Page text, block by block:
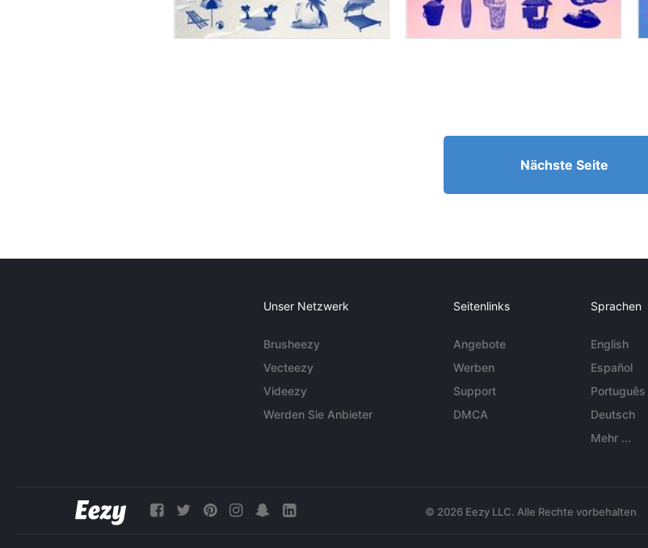
Nächste Seite
Unser Netzwerk
Brusheezy
Vecteezy
Videezy
Werden Sie Anbieter
Seitenlinks
Angebote
Werben
Support
DMCA
Sprachen
English
Español
Português
Deutsch
Mehr ...
© 2026 Eezy LLC. Alle Rechte vorbehalten